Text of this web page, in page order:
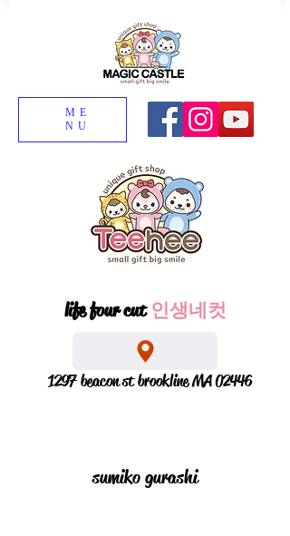
ME
NU
life four cut인생네컷
1297 beacon st brookline MA 02446
sumiko gurashi